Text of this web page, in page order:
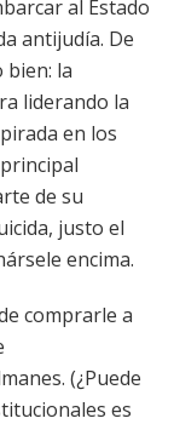
al Estado
antijudía. De
bien: la
liderando la
en los
de su
justo el
encima.
comprarle a
(¿Puede
es